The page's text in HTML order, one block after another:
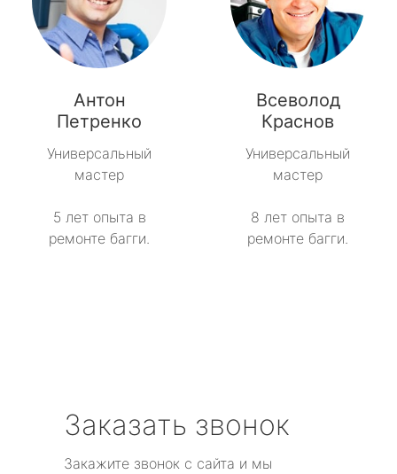
Антон
Петренко
Универсальный
мастер
5 лет опыта в
ремонте багги.
Всеволод
Краснов
Универсальный
мастер
8 лет опыта в
ремонте багги.
Заказать звонок
Закажите звонок с сайта и мы